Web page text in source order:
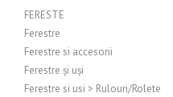
FERESTE
Ferestre
Ferestre si accesorii
Ferestre și uși
Ferestre si usi > Rulouri/Rolete